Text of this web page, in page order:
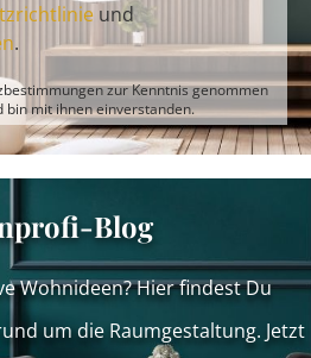
und
.
zur Kenntnis genommen
bin mit ihnen einverstanden.
Blog
Wohnideen? Hier findest Du
um die Raumgestaltung. Jetzt